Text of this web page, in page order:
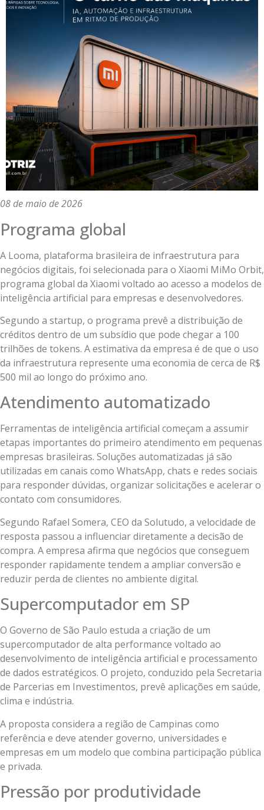
08 de maio de 2026
Programa global
A Looma, plataforma brasileira de infraestrutura para
negócios digitais, foi selecionada para o Xiaomi MiMo Orbit,
programa global da Xiaomi voltado ao acesso a modelos de
inteligência artificial para empresas e desenvolvedores.
Segundo a startup, o programa prevê a distribuição de
créditos dentro de um subsídio que pode chegar a 100
trilhões de tokens. A estimativa da empresa é de que o uso
da infraestrutura represente uma economia de cerca de R$
500 mil ao longo do próximo ano.
Atendimento automatizado
Ferramentas de inteligência artificial começam a assumir
etapas importantes do primeiro atendimento em pequenas
empresas brasileiras. Soluções automatizadas já são
utilizadas em canais como WhatsApp, chats e redes sociais
para responder dúvidas, organizar solicitações e acelerar o
contato com consumidores.
Segundo Rafael Somera, CEO da Solutudo, a velocidade de
resposta passou a influenciar diretamente a decisão de
compra. A empresa afirma que negócios que conseguem
responder rapidamente tendem a ampliar conversão e
reduzir perda de clientes no ambiente digital.
Supercomputador em SP
O Governo de São Paulo estuda a criação de um
supercomputador de alta performance voltado ao
desenvolvimento de inteligência artificial e processamento
de dados estratégicos. O projeto, conduzido pela Secretaria
de Parcerias em Investimentos, prevê aplicações em saúde,
clima e indústria.
A proposta considera a região de Campinas como
referência e deve atender governo, universidades e
empresas em um modelo que combina participação pública
e privada.
Pressão por produtividade